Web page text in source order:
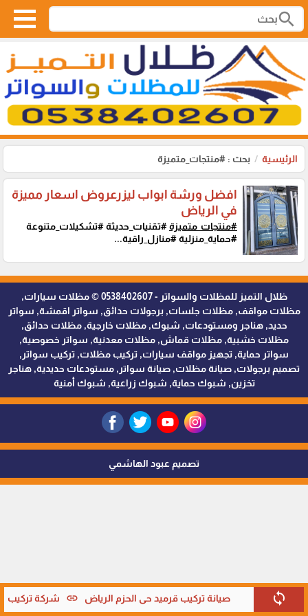
search
الرئيسية بحث : #منتجات_متميزة
sync صيانة تركيب قرميد حي الحزم الرياض link شركة تركيب
افضل ورشة ابواب ليزرعروض اسعار مميزة
في الرياض
#منتجات_متميزة#تقنيات_حديثة #تشكيلات_متنوعة
#حماية_منزلية #منازل_راقية...
ظلال التميز للمظلات والسواتر - 0538402607 © مظلات سيارات,
مظلات مواقف, مظلات جلسات, برجولات حدائق, سواتر اقمشة, سواتر
حديد, هناجر ومستودعات, شبوك, مظلات خارجية, مظلات حدائق,
مظلات خشبية, مظلات قماش, مظلات معدنية, سواتر خصوصية,
سواتر حماية, تجهيز مواقف سيارات, تركيب مظلات, تركيب سواتر,
تصميم برجولات, صيانة مظلات, صيانة سواتر, مستودعات حديدية, هناجر
تخزين, شبوك حماية, شبوك زراعية, شبوك أمنية
تصميم عبود الهاشمي